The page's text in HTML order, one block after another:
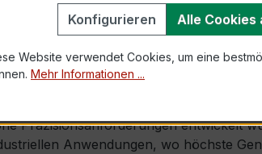
Präzisionsanforderungen entwickelt
Anwendungen, wo höchste
Konfigurieren Alle Cookies
Website verwendet Cookies, um eine
Mehr Informationen ...